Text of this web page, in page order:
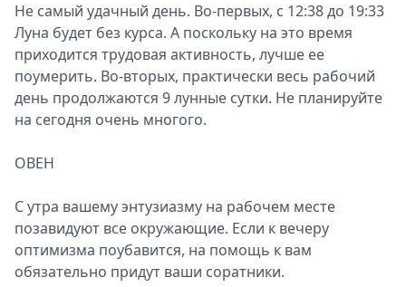
Не самый удачный день. Во-первых, с 12:38 до 19:33
Луна будет без курса. А поскольку на это время
приходится трудовая активность, лучше ее
поумерить. Во-вторых, практически весь рабочий
день продолжаются 9 лунные сутки. Не планируйте
на сегодня очень многого.
ОВЕН
С утра вашему энтузиазму на рабочем месте
позавидуют все окружающие. Если к вечеру
оптимизма поубавится, на помощь к вам
обязательно придут ваши соратники.